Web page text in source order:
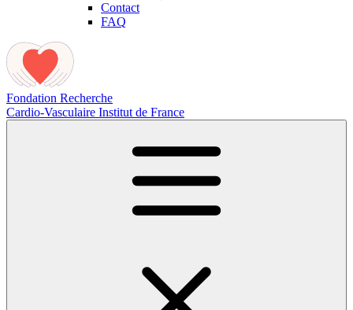
Contact
FAQ
Fondation Recherche
Cardio-Vasculaire Institut de France